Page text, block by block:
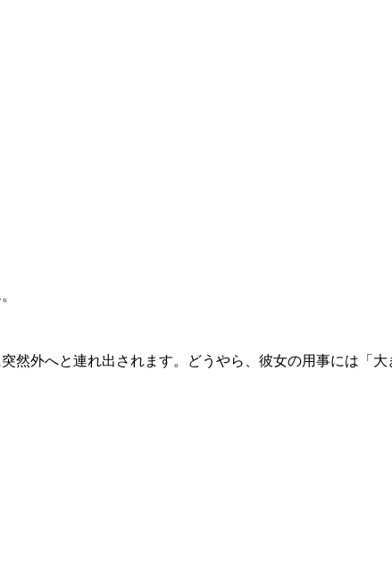
然外へと連れ出されます。どうやら、彼女の用事には「大